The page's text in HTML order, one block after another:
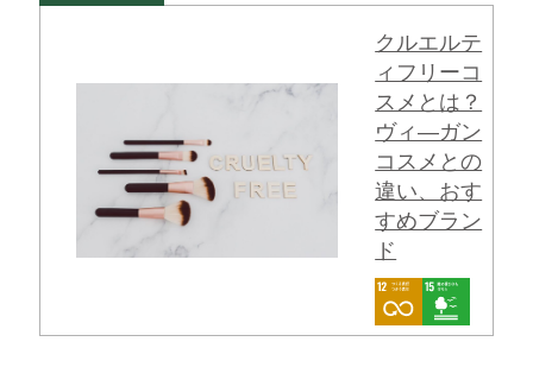
クルエルテ
ィフリーコ
スメとは？
ヴィ―ガン
コスメとの
違い、おす
すめブラン
ド